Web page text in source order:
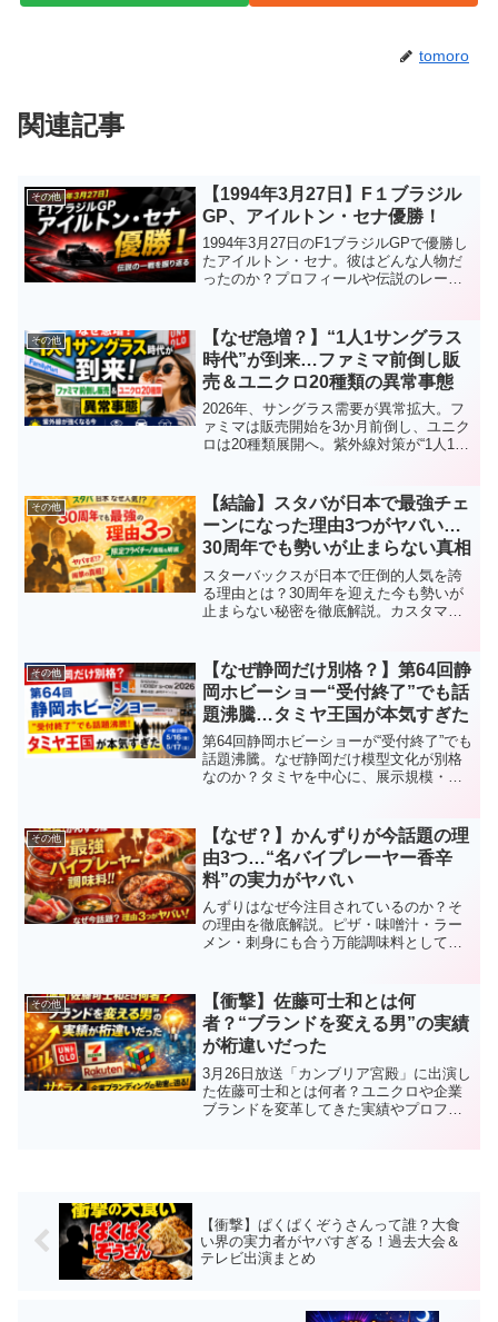
tomoro
関連記事
その他
【1994年3月27日】F１ブラジル
GP、アイルトン・セナ優勝！
1994年3月27日のF1ブラジルGPで優勝し
たアイルトン・セナ。彼はどんな人物だ
ったのか？プロフィールや伝説のレース
その他
【なぜ急増？】“1人1サングラス
時代”が到来…ファミマ前倒し販
売＆ユニクロ20種類の異常事態
2026年、サングラス需要が異常拡大。フ
ァミマは販売開始を3か月前倒し、ユニク
ロは20種類展開へ。紫外線対策が“1人1サ
その他
【結論】スタバが日本で最強チェ
ーンになった理由3つがヤバい…
30周年でも勢いが止まらない真相
スターバックスが日本で圧倒的人気を誇
る理由とは？30周年を迎えた今も勢いが
止まらない秘密を徹底解説。カスタマイ
その他
【なぜ静岡だけ別格？】第64回静
岡ホビーショー“受付終了”でも話
題沸騰…タミヤ王国が本気すぎた
第64回静岡ホビーショーが“受付終了”でも
話題沸騰。なぜ静岡だけ模型文化が別格
なのか？タミヤを中心に、展示規模・モ
その他
【なぜ？】かんずりが今話題の理
由3つ…“名バイプレーヤー香辛
料”の実力がヤバい
んずりはなぜ今注目されているのか？そ
の理由を徹底解説。ピザ・味噌汁・ラー
メン・刺身にも合う万能調味料として話
をまとめました。
その他
【衝撃】佐藤可士和とは何
者？“ブランドを変える男”の実績
が桁違いだった
3月26日放送「カンブリア宮殿」に出演し
た佐藤可士和とは何者？ユニクロや企業
ブランドを変革してきた実績やプロフィ
【衝撃】ぱくぱくぞうさんって誰？大食
い界の実力者がヤバすぎる！過去大会＆
テレビ出演まとめ